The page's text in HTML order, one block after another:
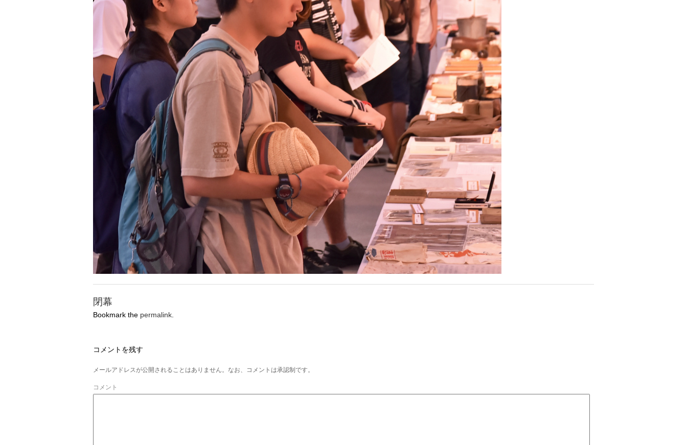
閉幕
Bookmark the permalink
コメントを残す
メールアドレスが公開されることはありません。なお、コメントは承認制です。
コメント